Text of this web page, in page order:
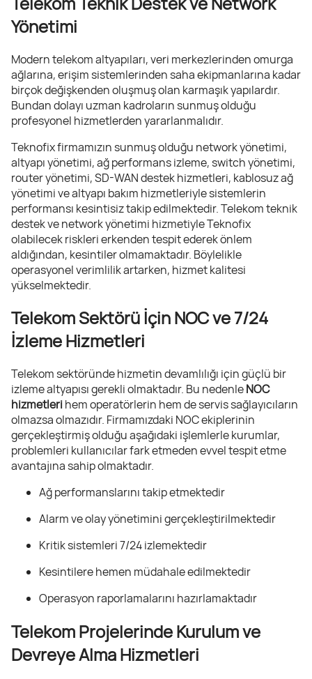
Yönetimi
Modern telekom altyapıları, veri merkezlerinden omurga
ağlarına, erişim sistemlerinden saha ekipmanlarına kadar
birçok değişkenden oluşmuş olan karmaşık yapılardır.
Bundan dolayı uzman kadroların sunmuş olduğu
profesyonel hizmetlerden yararlanmalıdır.
Teknofix firmamızın sunmuş olduğu network yönetimi,
altyapı yönetimi, ağ performans izleme, switch yönetimi,
router yönetimi, SD-WAN destek hizmetleri, kablosuz ağ
yönetimi ve altyapı bakım hizmetleriyle sistemlerin
performansı kesintisiz takip edilmektedir. Telekom teknik
destek ve network yönetimi hizmetiyle Teknofix
olabilecek riskleri erkenden tespit ederek önlem
aldığından, kesintiler olmamaktadır. Böylelikle
operasyonel verimlilik artarken, hizmet kalitesi
yükselmektedir.
Telekom Sektörü İçin NOC ve 7/24
İzleme Hizmetleri
Telekom sektöründe hizmetin devamlılığı için güçlü bir
izleme altyapısı gerekli olmaktadır. Bu nedenleNOC
hizmetlerihem operatörlerin hem de servis sağlayıcıların
olmazsa olmazıdır. Firmamızdaki NOC ekiplerinin
gerçekleştirmiş olduğu aşağıdaki işlemlerle kurumlar,
problemleri kullanıcılar fark etmeden evvel tespit etme
avantajına sahip olmaktadır.
Ağ performanslarını takip etmektedir
Alarm ve olay yönetimini gerçekleştirilmektedir
Kritik sistemleri 7/24 izlemektedir
Kesintilere hemen müdahale edilmektedir
Operasyon raporlamalarını hazırlamaktadır
Telekom Projelerinde Kurulum ve
Devreye Alma Hizmetleri